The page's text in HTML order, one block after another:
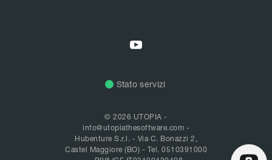
Stato servizi
© 2026 UTOPIA -
info@utopiathesoftware.com -
Hubenture S.r.l. - Via C. Bonazzi 2,
Castel Maggiore (BO) - Tel. 0510391000